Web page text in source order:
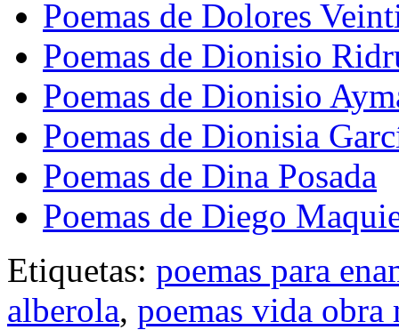
Poemas de Dolores
Poemas de Dionisio
Poemas de Dionisio
Poemas de Dionisia
Poemas de Dina Posada
Poemas de Diego
Etiquetas: poemas para
alberola, poemas vida obra